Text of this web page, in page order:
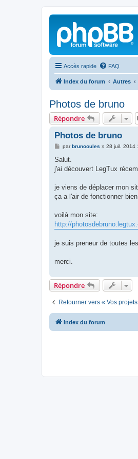
Accès rapide FAQ
Index du forum Autres
Photos de bruno
Répondre
Photos de bruno
M
s
a
parbrunooules » 28 juil. 2014
Salut.
j'ai découvert LegTux
je viens de déplacer mon
ça a l'air de fonctionner
voilà mon site:
http://
je suis preneur de toutes
merci.
Répondre
Retourner vers « Vos
Index du forum